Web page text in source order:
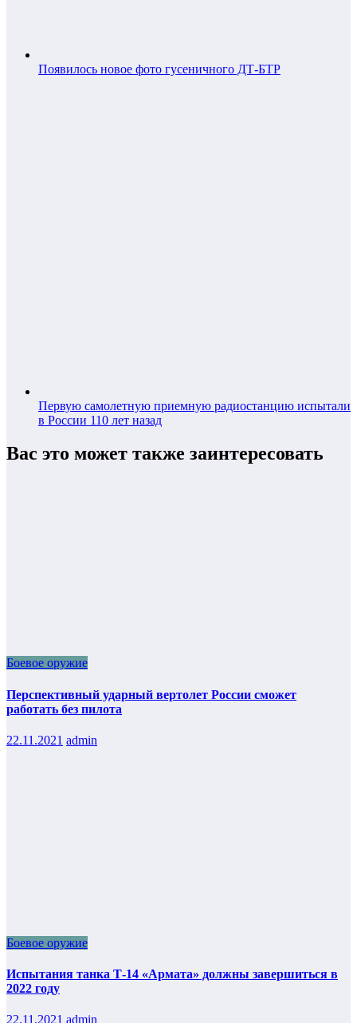
Появилось новое фото гусеничного ДТ-БТР
Первую самолетную приемную радиостанцию испытали
в России 110 лет назад
Вас это может также заинтересовать
Боевое оружие
Перспективный ударный вертолет России сможет
работать без пилота
22.11.2021 admin
Боевое оружие
Испытания танка Т-14 «Армата» должны завершиться в
2022 году
22.11.2021 admin